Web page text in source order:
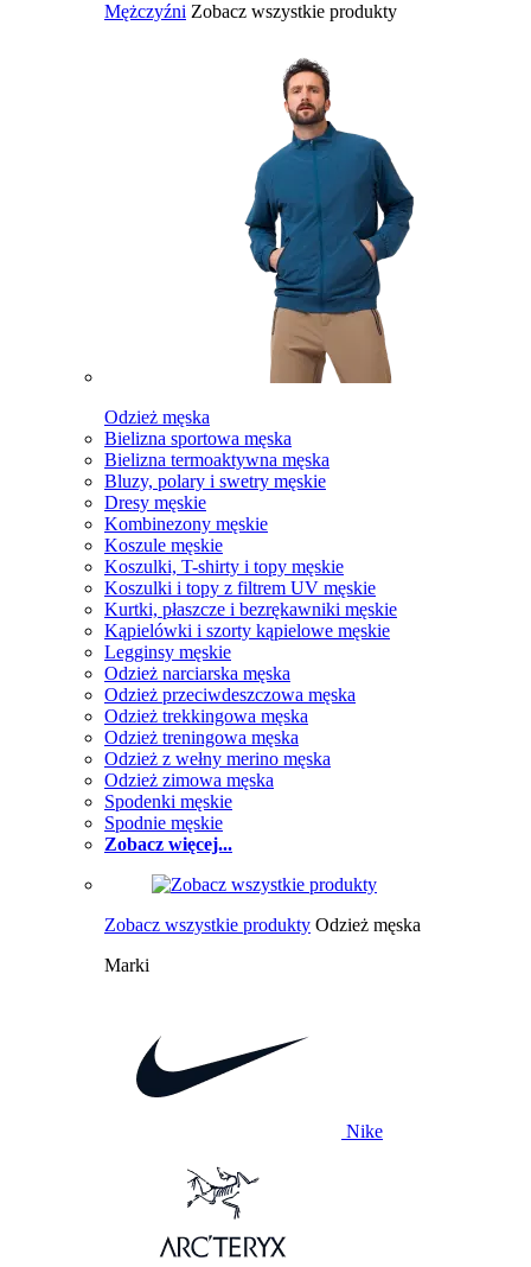
Mężczyźni Zobacz wszystkie produkty
Odzież męska
Bielizna sportowa męska
Bielizna termoaktywna męska
Bluzy, polary i swetry męskie
Dresy męskie
Kombinezony męskie
Koszule męskie
Koszulki, T-shirty i topy męskie
Koszulki i topy z filtrem UV męskie
Kurtki, płaszcze i bezrękawniki męskie
Kąpielówki i szorty kąpielowe męskie
Legginsy męskie
Odzież narciarska męska
Odzież przeciwdeszczowa męska
Odzież trekkingowa męska
Odzież treningowa męska
Odzież z wełny merino męska
Odzież zimowa męska
Spodenki męskie
Spodnie męskie
Zobacz więcej...
Zobacz wszystkie produkty Odzież męska
Marki
Nike